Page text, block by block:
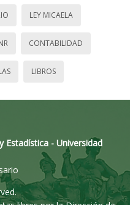
LEY MICAELA
CONTABILIDAD
LIBROS
Estadística - Universidad